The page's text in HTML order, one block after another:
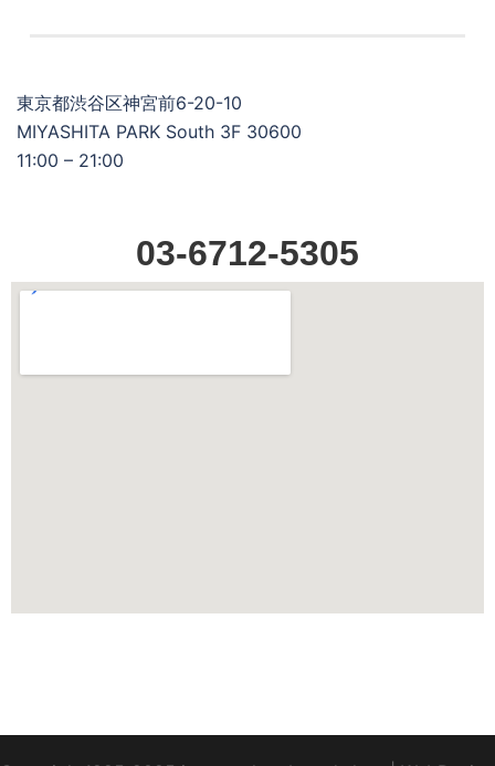
東京都渋谷区神宮前6-20-10
MIYASHITA PARK South 3F 30600
11:00 – 21:00
03-6712-5305